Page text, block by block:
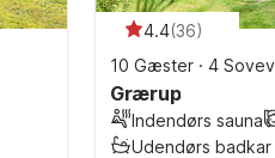
4.4(36)
10 Gæster · 4
Grærup
Indendørs sauna
Udendørs badkar